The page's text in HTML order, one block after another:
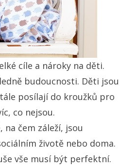
cíle a nároky na děti.
budoucnosti. Děti jsou
posílají do kroužků pro
co nejsou.
na čem záleží, jsou
životě nebo doma.
vše musí být perfektní.